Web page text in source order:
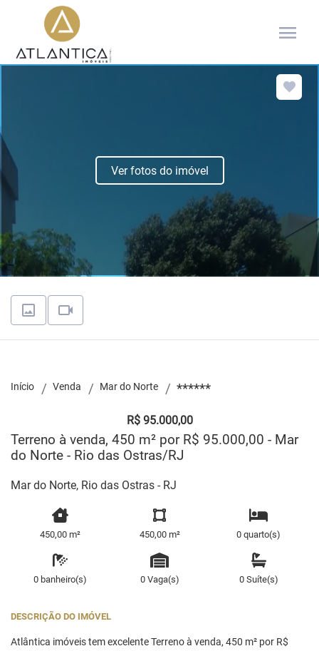
menu
Ver fotos do imóvel
Início Venda Mar do Norte ******
R$ 95.000,00
Terreno à venda, 450 m² por R$ 95.000,00 - Mar
do Norte - Rio das Ostras/RJ
Mar do Norte, Rio das Ostras - RJ
450,00 m² 450,00 m² 0 quarto(s)
0 banheiro(s) 0 Vaga(s) 0 Suíte(s)
DESCRIÇÃO DO IMÓVEL
Atlântica imóveis tem excelente Terreno à venda, 450 m² por R$